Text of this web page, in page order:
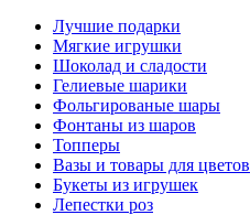
Лучшие подарки
Мягкие игрушки
Шоколад и сладости
Гелиевые шарики
Фольгированые шары
Фонтаны из шаров
Топперы
Вазы и товары для цветов
Букеты из игрушек
Лепестки роз